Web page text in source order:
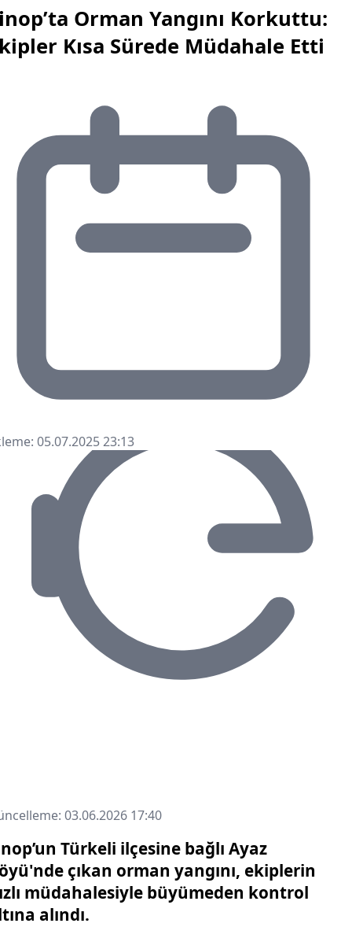
Orman Yangını Korkuttu:
Kısa Sürede Müdahale Etti
05.07.2025 23:13
03.06.2026 17:40
Türkeli ilçesine bağlı Ayaz
çıkan orman yangını, ekiplerin
müdahalesiyle büyümeden kontrol
alındı.